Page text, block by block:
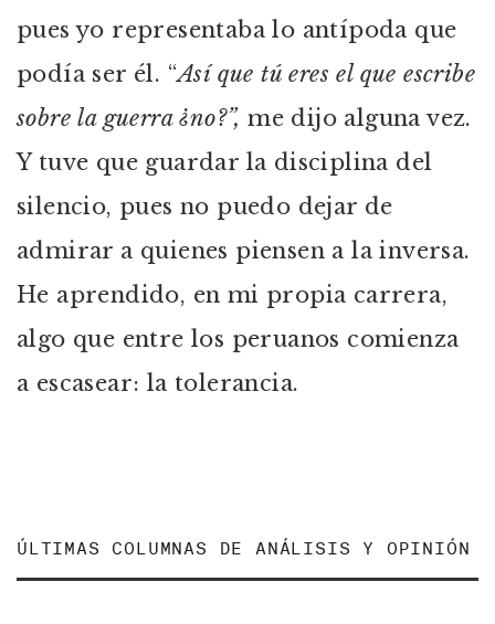
pues yo representaba lo antípoda que
podía ser él. “Así que tú eres el que escribe
sobre la guerra ¿no?”, me dijo alguna vez.
Y tuve que guardar la disciplina del
silencio, pues no puedo dejar de
admirar a quienes piensen a la inversa.
He aprendido, en mi propia carrera,
algo que entre los peruanos comienza
a escasear: la tolerancia.
ÚLTIMAS COLUMNAS DE ANÁLISIS Y OPINIÓN